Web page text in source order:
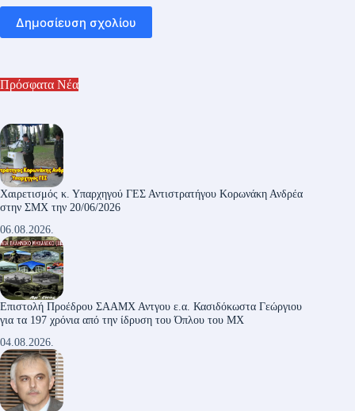
Δημοσίευση σχολίου
Πρόσφατα Νέα
Χαιρετισμός κ. Υπαρχηγού ΓΕΣ Αντιστρατήγου Κορωνάκη Ανδρέα
στην ΣΜΧ την 20/06/2026
06.08.2026.
Επιστολή Προέδρου ΣΑΑΜΧ Αντγου ε.α. Κασιδόκωστα Γεώργιου
για τα 197 χρόνια από την ίδρυση του Όπλου του ΜΧ
04.08.2026.